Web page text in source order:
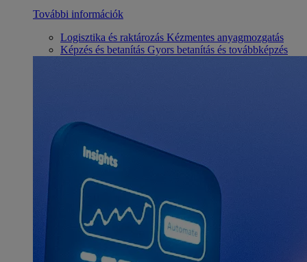
További információk
Logisztika és raktározás Kézmentes anyagmozgatás
Képzés és betanítás Gyors betanítás és továbbképzés